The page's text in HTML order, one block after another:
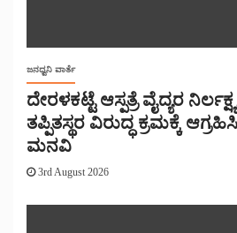
ಜನಧ್ವನಿ ವಾರ್ತೆ
ದೇರಳಕಟ್ಟೆ ಆಸ್ಪತ್ರೆ ವೈದ್ಯರ
ತಪ್ಪಿತಸ್ಥರ ವಿರುದ್ಧ ಕ್ರಮಕ್ಕೆ
ಮನವಿ
3rd August 2026